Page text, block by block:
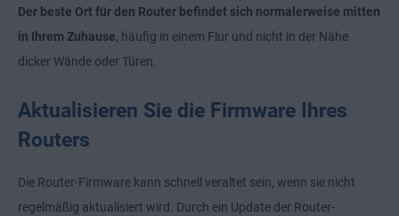
Der beste Ort für den Router befindet sich normalerweise mitten
in Ihrem Zuhause , häufig in einem Flur und nicht in der Nähe
dicker Wände oder Türen.
Aktualisieren Sie die Firmware Ihres
Routers
Die Router-Firmware kann schnell veraltet sein, wenn sie nicht
regelmäßig aktualisiert wird. Durch ein Update der Router-